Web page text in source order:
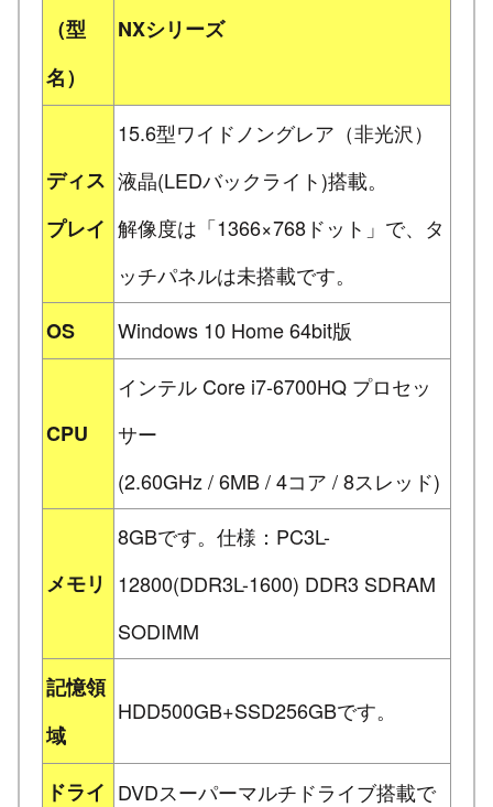
（型
名）
NXシリーズ
ディス
プレイ
15.6型ワイドノングレア（非光沢）
液晶(LEDバックライト)搭載。
解像度は「1366×768ドット」で、タ
ッチパネルは未搭載です。
OS
Windows 10 Home 64bit版
CPU
インテル Core i7-6700HQ プロセッ
サー
(2.60GHz / 6MB / 4コア / 8スレッド)
メモリ
8GBです。仕様：PC3L-
12800(DDR3L-1600) DDR3 SDRAM
SODIMM
記憶領
域
HDD500GB+SSD256GBです。
ドライ DVDスーパーマルチドライブ搭載で